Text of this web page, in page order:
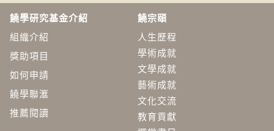
饒學研究基金介紹
組織介紹
獎助項目
如何申請
饒學聯滙
推薦閱讀
饒宗頤
人生歷程
學術成就
文學成就
藝術成就
文化交流
教育貢獻